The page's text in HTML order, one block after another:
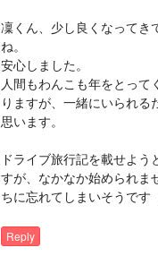
凜くん、少し良くなってき
ね。
安心しました。
人間もわんこも年をとって
りますが、一緒にいられる
思います。
ドライブ旅行記を載せよう
すが、なかなか始められま
ちに忘れてしまいそうです
Reply